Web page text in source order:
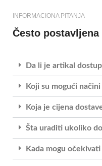
INFORMACIONA PITANJA
Često
Da li je artikal
Koji su mogući
Koja je cijena
Šta uraditi ukoliko
Kada mogu